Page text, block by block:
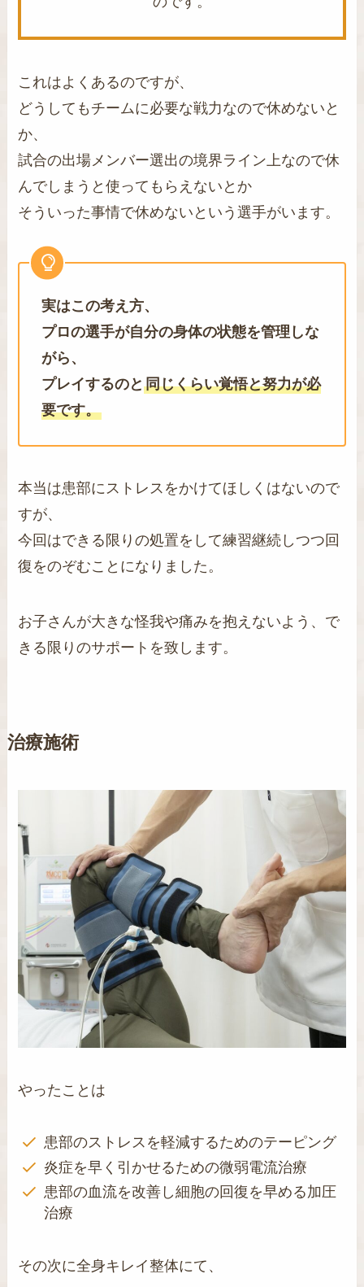
これはよくあるのですが、
どうしてもチームに必要な戦力なので休めないと
か、
試合の出場メンバー選出の境界ライン上なので休
んでしまうと使ってもらえないとか
そういった事情で休めないという選手がいます。
実はこの考え方、
プロの選手が自分の身体の状態を管理しな
がら、
プレイするのと同じくらい覚悟と努力が必
要です。
本当は患部にストレスをかけてほしくはないので
すが、
今回はできる限りの処置をして練習継続しつつ回
復をのぞむことになりました。
お子さんが大きな怪我や痛みを抱えないよう、で
きる限りのサポートを致します。
治療施術
やったことは
患部のストレスを軽減するためのテーピング
炎症を早く引かせるための微弱電流治療
患部の血流を改善し細胞の回復を早める加圧
治療
その次に全身キレイ整体にて、